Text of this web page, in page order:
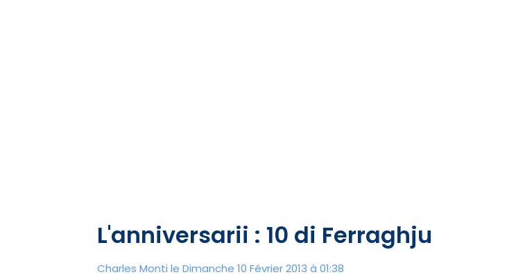
L'anniversarii : 10 di Ferraghju
Charles Monti le Dimanche 10 Février 2013 à 01:38